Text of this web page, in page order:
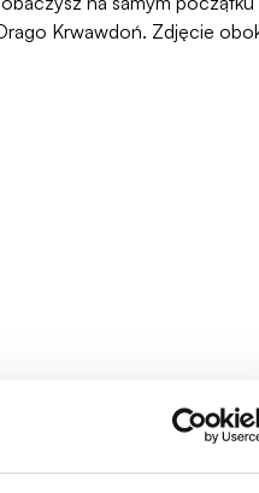
Krwawdoń. Zdjęcie